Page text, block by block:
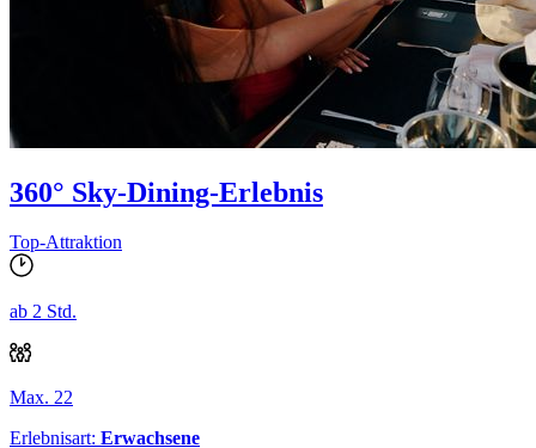
360° Sky-Dining-Erlebnis
Top-Attraktion
ab 2 Std.
Max. 22
Erlebnisart: Erwachsene